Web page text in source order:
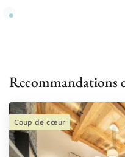
Recommandations
Coup de cœur